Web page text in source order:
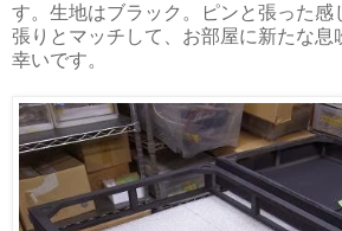
す。生地はブラック。ピンと張った感
張りとマッチして、お部屋に新たな息
幸いです。